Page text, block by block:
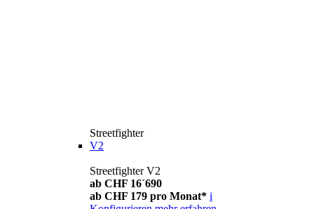
Streetfighter
V2
Streetfighter V2
ab CHF 16´690
ab CHF 179 pro Monat* i